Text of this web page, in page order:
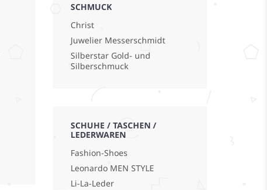
SCHMUCK
Christ
Juwelier Messerschmidt
Silberstar Gold- und
Silberschmuck
SCHUHE / TASCHEN /
LEDERWAREN
Fashion-Shoes
Leonardo MEN STYLE
Li-La-Leder